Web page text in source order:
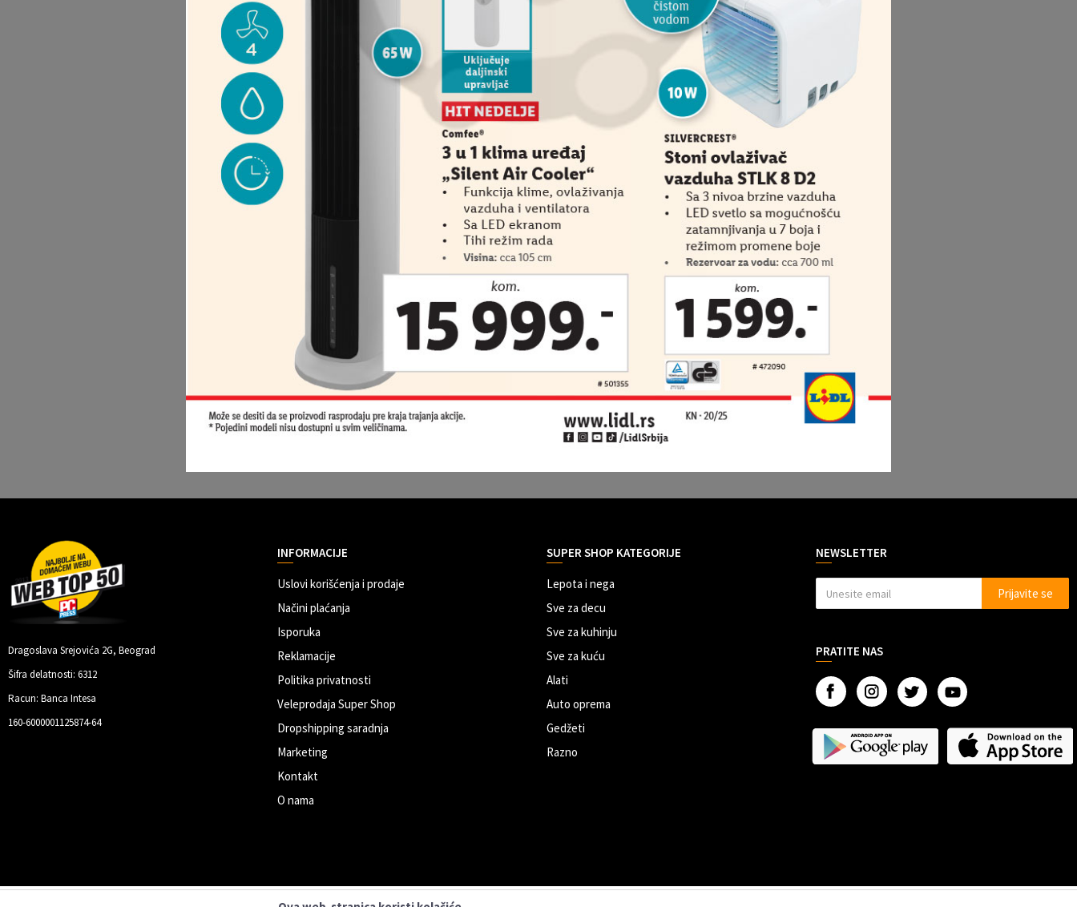
Dragoslava Srejovića 2G, Beograd
Šifra delatnosti: 6312
Racun: Banca Intesa
160-6000001125874-64
INFORMACIJE
Uslovi korišćenja i prodaje
Načini plaćanja
Isporuka
Reklamacije
Politika privatnosti
Veleprodaja Super Shop
Dropshipping saradnja
Marketing
Kontakt
O nama
SUPER SHOP KATEGORIJE
Lepota i nega
Sve za decu
Sve za kuhinju
Sve za kuću
Alati
Auto oprema
Gedžeti
Razno
NEWSLETTER
Prijavite se
PRATITE NAS